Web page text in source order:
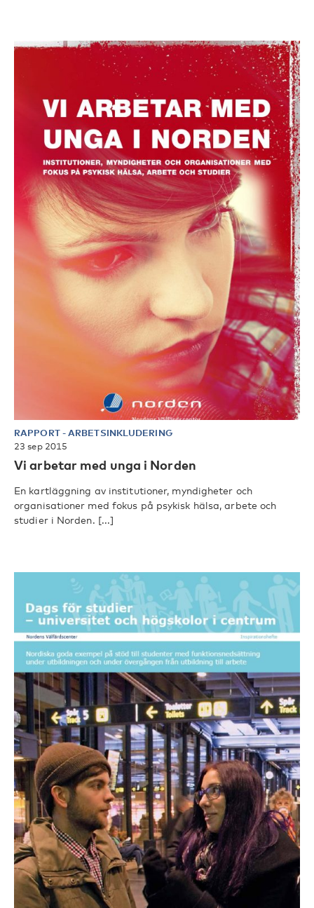
RAPPORT-ARBETSINKLUDERING
23 sep 2015
Vi arbetar med unga i Norden
En kartläggning av institutioner, myndigheter och
organisationer med fokus på psykisk hälsa, arbete och
studier i Norden. [...]